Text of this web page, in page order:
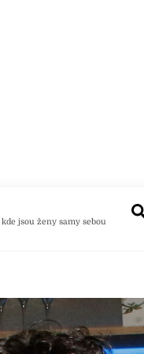
kde jsou ženy samy sebou